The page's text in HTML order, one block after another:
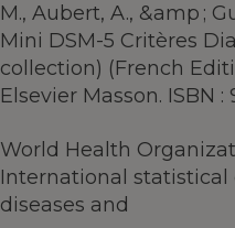
M., Aubert, A., &amp ;
Mini DSM-5 Critères
collection) (French
Elsevier Masson. ISBN
World Health
International statistical
diseases and